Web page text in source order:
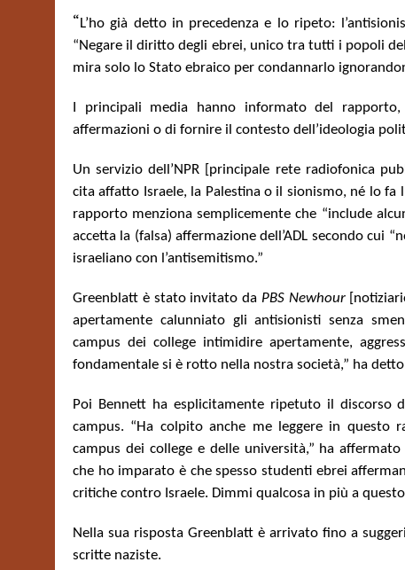
“L’ho già detto in precedenza e lo ripeto:
“Negare il diritto degli ebrei, unico tra tutti i popoli
mira solo lo Stato ebraico per condannarlo
I principali media hanno informato del
affermazioni o di fornire il contesto dell’ideologia
Un servizio dell’NPR [principale rete radiofonica
cita affatto Israele, la Palestina o il sionismo, né lo fa
rapporto menziona semplicemente che “include
accetta la (falsa) affermazione dell’ADL secondo cui
israeliano con l’antisemitismo.”
Greenblatt è stato invitato da PBS Newhour
apertamente calunniato gli antisionisti senza
campus dei college intimidire apertamente,
fondamentale si è rotto nella nostra società,” ha
Poi Bennett ha esplicitamente ripetuto il discorso
campus. “Ha colpito anche me leggere in questo
campus dei college e delle università,” ha
che ho imparato è che spesso studenti ebrei
critiche contro Israele. Dimmi qualcosa in più a
Nella sua risposta Greenblatt è arrivato fino a
scritte naziste.